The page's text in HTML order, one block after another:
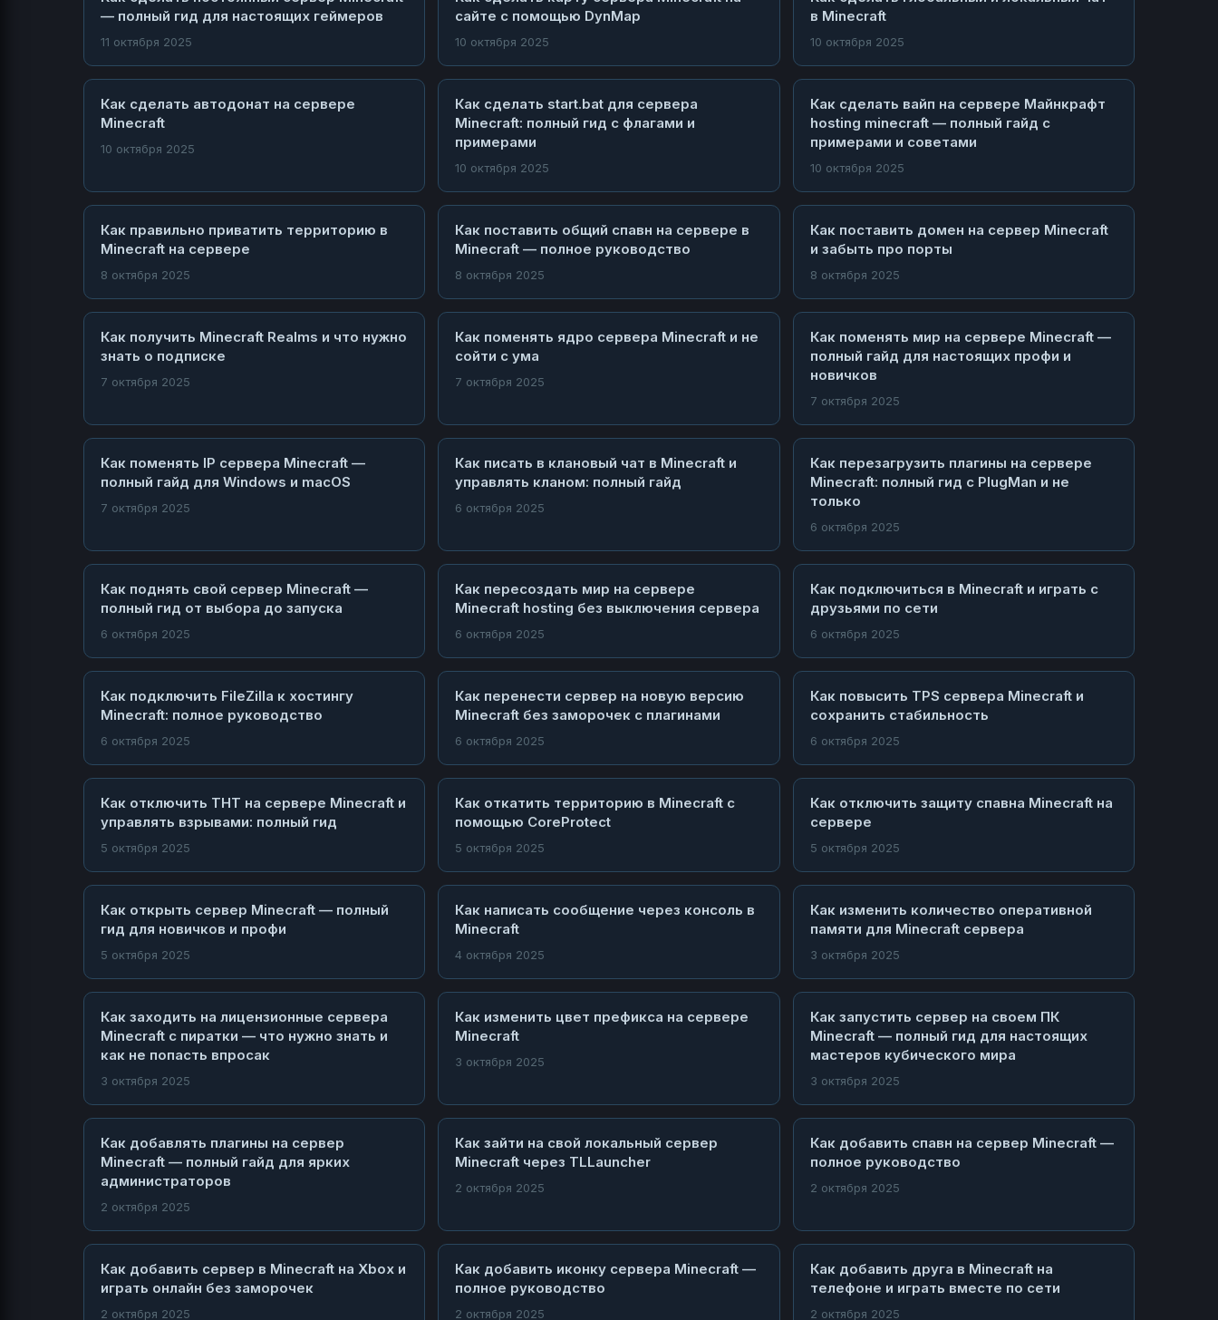
— полный гид для настоящих геймеров
11 октября 2025
сайте с помощью DynMap
10 октября 2025
в Minecraft
10 октября 2025
Как сделать автодонат на сервере
Minecraft
10 октября 2025
Как сделать start.bat для сервера
Minecraft: полный гид с флагами и
примерами
10 октября 2025
Как сделать вайп на сервере Майнкрафт
hosting minecraft — полный гайд с
примерами и советами
10 октября 2025
Как правильно приватить территорию в
Minecraft на сервере
8 октября 2025
Как поставить общий спавн на сервере в
Minecraft — полное руководство
8 октября 2025
Как поставить домен на сервер Minecraft
и забыть про порты
8 октября 2025
Как получить Minecraft Realms и что нужно
знать о подписке
7 октября 2025
Как поменять ядро сервера Minecraft и не
сойти с ума
7 октября 2025
Как поменять мир на сервере Minecraft —
полный гайд для настоящих профи и
новичков
7 октября 2025
Как поменять IP сервера Minecraft —
полный гайд для Windows и macOS
7 октября 2025
Как писать в клановый чат в Minecraft и
управлять кланом: полный гайд
6 октября 2025
Как перезагрузить плагины на сервере
Minecraft: полный гид с PlugMan и не
только
6 октября 2025
Как поднять свой сервер Minecraft —
полный гид от выбора до запуска
6 октября 2025
Как пересоздать мир на сервере
Minecraft hosting без выключения сервера
6 октября 2025
Как подключиться в Minecraft и играть с
друзьями по сети
6 октября 2025
Как подключить FileZilla к хостингу
Minecraft: полное руководство
6 октября 2025
Как перенести сервер на новую версию
Minecraft без заморочек с плагинами
6 октября 2025
Как повысить TPS сервера Minecraft и
сохранить стабильность
6 октября 2025
Как отключить ТНТ на сервере Minecraft и
управлять взрывами: полный гид
5 октября 2025
Как откатить территорию в Minecraft с
помощью CoreProtect
5 октября 2025
Как отключить защиту спавна Minecraft на
сервере
5 октября 2025
Как открыть сервер Minecraft — полный
гид для новичков и профи
5 октября 2025
Как написать сообщение через консоль в
Minecraft
4 октября 2025
Как изменить количество оперативной
памяти для Minecraft сервера
3 октября 2025
Как заходить на лицензионные сервера
Minecraft с пиратки — что нужно знать и
как не попасть впросак
3 октября 2025
Как изменить цвет префикса на сервере
Minecraft
3 октября 2025
Как запустить сервер на своем ПК
Minecraft — полный гид для настоящих
мастеров кубического мира
3 октября 2025
Как добавлять плагины на сервер
Minecraft — полный гайд для ярких
администраторов
2 октября 2025
Как зайти на свой локальный сервер
Minecraft через TLLauncher
2 октября 2025
Как добавить спавн на сервер Minecraft —
полное руководство
2 октября 2025
Как добавить сервер в Minecraft на Xbox и
играть онлайн без заморочек
2 октября 2025
Как добавить иконку сервера Minecraft —
полное руководство
2 октября 2025
Как добавить друга в Minecraft на
телефоне и играть вместе по сети
2 октября 2025